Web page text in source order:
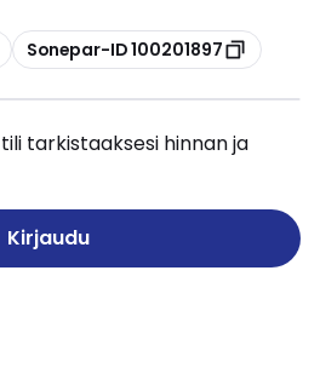
Kopioi
Sonepar-ID 100201897
tarkistaaksesi hinnan ja
Kirjaudu